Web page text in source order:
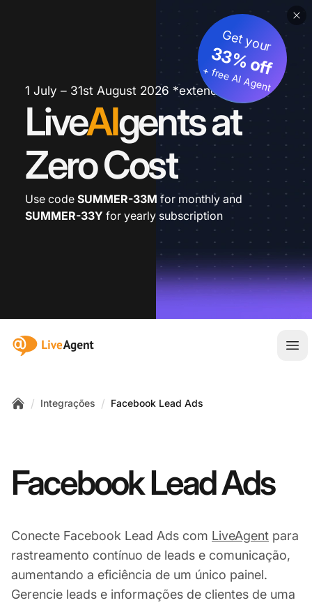
1 July – 31st August 2026 *extended
LiveAIgents at
Zero Cost
Get your
33% off
+ free AI Agent
Use code SUMMER-33M for monthly and
SUMMER-33Y for yearly subscription
:site.title
/ Integrações / Facebook Lead Ads
Facebook Lead Ads
Conecte Facebook Lead Ads com LiveAgent para
rastreamento contínuo de leads e comunicação,
aumentando a eficiência de um único painel.
Gerencie leads e informações de clientes de uma